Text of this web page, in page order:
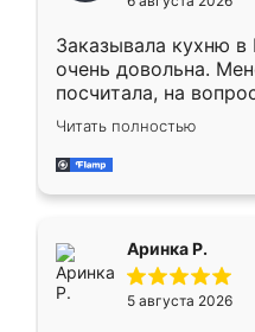
мебели буду
Заказывала кухню в
очень довольна.
посчитала, на
Замерщик приехал в
делу со всей
за день, ребята
Читать полностью
Аринка Р.
5 августа 2026